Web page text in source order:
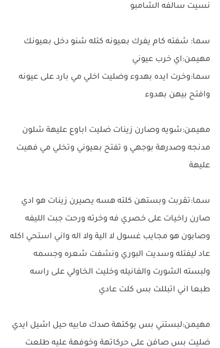
نسيت سالفه الشامبو
سما: شفته كام يفرك بعيونه كتله شنو دخل بعيونك
مهيمن:اي خرب عيوني
سما:وخرت ايده بهدوء وضليت اخلي مي بارد على عيونه
وافتح بيهن بهدوء
مهيمن:شويه وصارن زينات ضليت اباوع عليهة شلون
مدنجه وصدرهة بوجهي و تفتح بعيوني وتخلي مي فهيت
عليهة
سما:تقربت وبستهن كلته هسه يصيرن زينات هو ادي
صارن راخيات على خصري فه وخرته ورحت جبت الليفه
وصابون هو مجايب غسول لا الية ولا اله واني استحي اكله
عاد ليفتله وسديت البوري ونشفت شعره وجسمه
ولبسته الشورت والفانيله وخليت الخاولي على راسه
طبعا اني اتبللت بس كلت عادي
مهيمن:لبستني بس بوكتهة صدك مابيه حيل اشيل ايدي
ضليت بس صافن على حركاتهة وخوفهة عليه طلعت